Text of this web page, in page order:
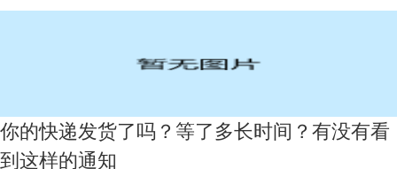
你的快递发货了吗？等了多长时间？有没有看
到这样的通知